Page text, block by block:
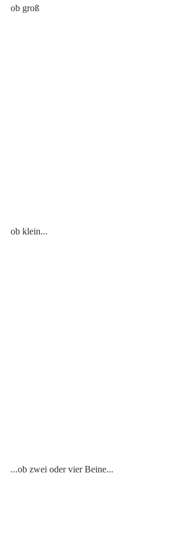
ob groß
ob klein...
...ob zwei oder vier Beine...